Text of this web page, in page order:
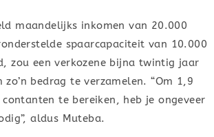
maandelijks inkomen van 20.000
spaarcapaciteit van 10.000
zou een verkozene bijna twintig jaar
zo’n bedrag te verzamelen. “Om 1,9
te bereiken, heb je ongeveer
aldus Muteba.